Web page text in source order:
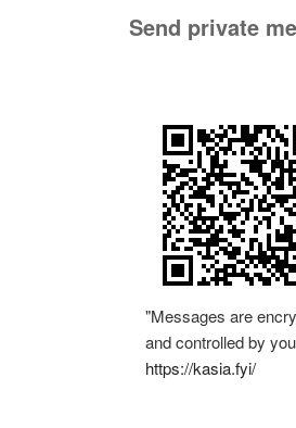
Send private
"Messages are
and controlled by
https://kasia.fyi/